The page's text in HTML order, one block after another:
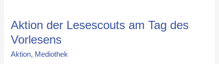
Aktion der Lesescouts am Tag des
Vorlesens
Aktion, Mediothek
Lesescouts
am
des